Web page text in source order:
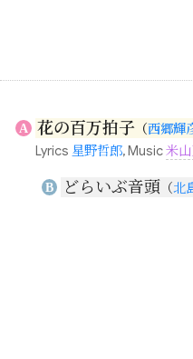
A 花の百万拍子（西郷輝
Lyrics 星野哲郎, Music米
B どらいぶ音頭 （北